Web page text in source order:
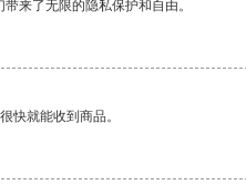
来了无限的隐私保护和自由。
快就能收到商品。